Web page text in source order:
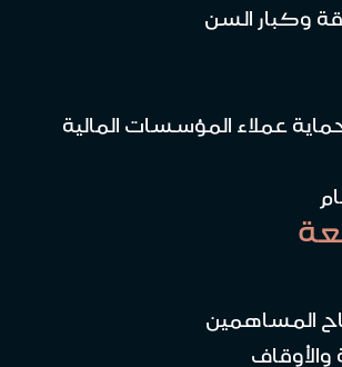
وكبار السن
عملاء المؤسسات المالية
المساهمين
والأوقاف